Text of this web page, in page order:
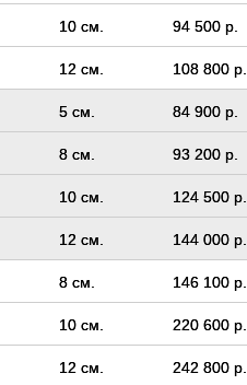
10 см. 94 500 р.
12 см. 108 800 р.
5 см. 84 900 р.
8 см. 93 200 р.
10 см. 124 500 р.
12 см. 144 000 р.
8 см. 146 100 р.
10 см. 220 600 р.
12 см. 242 800 р.